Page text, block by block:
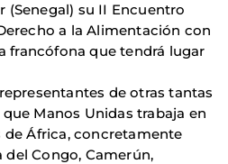
(Senegal) su II Encuentro
a la Alimentación con
francófona que tendrá lugar
de otras tantas
Manos Unidas trabaja en
de África, concretamente
Congo, Camerún,